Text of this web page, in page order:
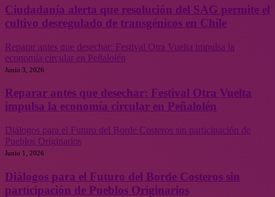
Ciudadanía alerta que resolución del SAG permite el
cultivo desregulado de transgénicos en Chile
Reparar antes que desechar: Festival Otra Vuelta impulsa la
economía circular en Peñalolén
Junio 3, 2026
Reparar antes que desechar: Festival Otra Vuelta
impulsa la economía circular en Peñalolén
Diálogos para el Futuro del Borde Costeros sin participación de
Pueblos Originarios
Junio 1, 2026
Diálogos para el Futuro del Borde Costeros sin
participación de Pueblos Originarios